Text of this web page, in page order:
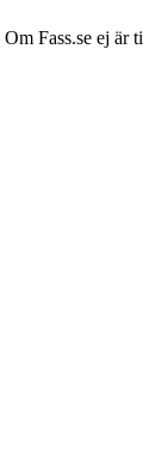
Fass.se ej